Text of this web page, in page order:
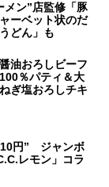
メン”店監修「豚
ーベット状のだ
どん」も
油おろしビーフ
％パティ＆大
ぎ塩おろしチキ
円” ジャンボ
レモン」コラ